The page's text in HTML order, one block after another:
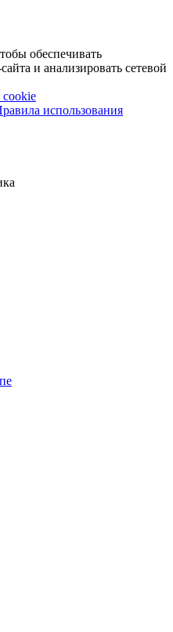
обеспечивать
и анализировать сетевой
cookie
использования